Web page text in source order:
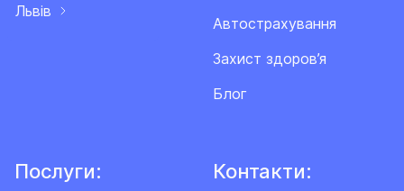
Львів
Автострахування
Захист здоров’я
Блог
Послуги: Контакти: